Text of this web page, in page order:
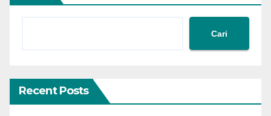
Cari
Recent Posts